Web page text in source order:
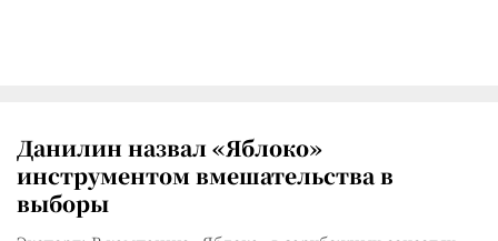
Данилин назвал «Яблоко»
инструментом вмешательства в
выборы